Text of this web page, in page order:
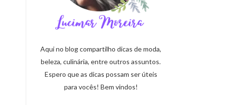
Aqui no blog compartilho dicas de moda,
beleza, culinária, entre outros assuntos.
Espero que as dicas possam ser úteis
para vocês! Bem vindos!